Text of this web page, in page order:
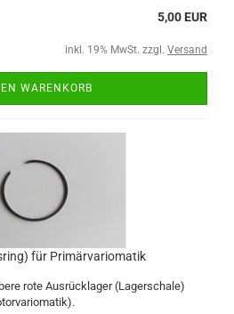
5,00 EUR
inkl. 19% MwSt. zzgl. Versand
WARENKORB
für Primärvariomatik
rote Ausrücklager (Lagerschale)